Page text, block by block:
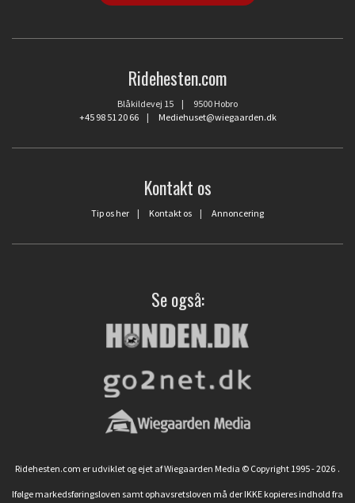
Ridehesten.com
Blåkildevej 15 | 9500 Hobro
+45 98 51 20 66| Mediehuset@wiegaarden.dk
Kontakt os
Tip os her | Kontakt os | Annoncering
Se også:
Ridehesten.com er udviklet og ejet af Wiegaarden Media © Copyright 1995 - 2026 .
Ifølge markedsføringsloven samt ophavsretsloven må der IKKE kopieres indhold fra